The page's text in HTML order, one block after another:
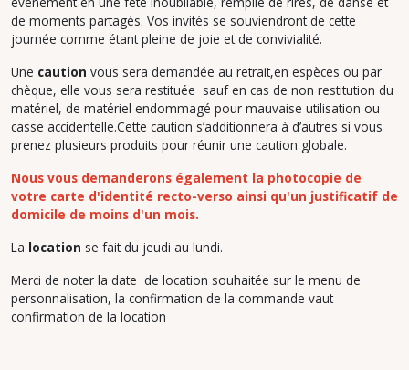
de moments partagés. Vos invités se souviendront de cette
journée comme étant pleine de joie et de convivialité.
Une caution vous sera demandée au retrait,en espèces ou par
chèque, elle vous sera restituée sauf en cas de non restitution du
matériel, de matériel endommagé pour mauvaise utilisation ou
casse accidentelle.Cette caution s’additionnera à d’autres si vous
prenez plusieurs produits pour réunir une caution globale.
Nous vous demanderons également la photocopie de
votre carte d'identité recto-verso ainsi qu'un justificatif de
domicile de moins d'un mois.
La location se fait du jeudi au lundi.
Merci de noter la date de location souhaitée sur le menu de
personnalisation, la confirmation de la commande vaut
confirmation de la location